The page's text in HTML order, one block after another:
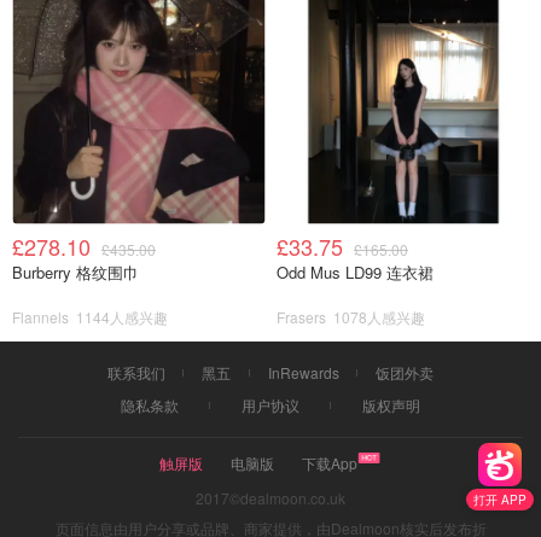
打开 APP
£278.10 £435.00
Burberry 格纹围巾
Flannels 1144人感兴趣
£33.75 £165.00
Odd Mus LD99 连衣裙
Frasers 1078人感兴趣
联系我们 黑五 InRewards
饭团外卖
隐私条款
用户协议 版权声明
触屏版 电脑版
下载App
2017©dealmoon.co.uk
页面信息由用户分享或品牌、商家提供，由Dealmoon核实后发布折